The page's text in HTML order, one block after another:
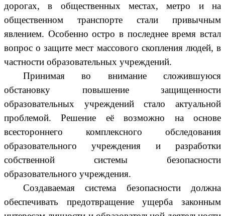
дорогах, в общественных местах, метро и на
общественном транспорте стали привычным
явлением. Особенно остро в последнее время встал
вопрос о защите мест массового скопления людей, в
частности образовательных учреждений.
Принимая во внимание сложившуюся
обстановку повышение защищенности
образовательных учреждений стало актуальной
проблемой. Решение её возможно на основе
всестороннего комплексного обследования
образовательного учреждения и разработки
собственной системы безопасности
образовательного учреждения.
Создаваемая система безопасности должна
обеспечивать предотвращение ущерба законным